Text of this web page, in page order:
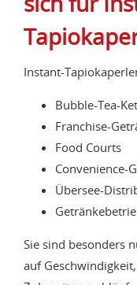
Instant-
Bubble-Tea-
Franchise-
Food Courts
Convenience-
Übersee-
Sie sind besonders
auf